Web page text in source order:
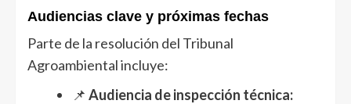
Audiencias clave y próximas fechas
Parte de la resolución del Tribunal
Agroambiental incluye:
📌 Audiencia de inspección técnica: